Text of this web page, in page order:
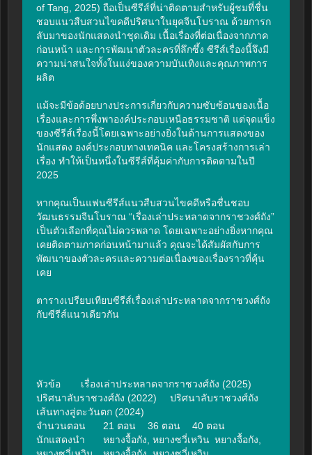
of Tang, 2025) ถือเป็นซีรีส์ที่น่าติดตามสำหรับผู้ชมที่ชื่น
ชอบแนวสืบสวนไขคดีปริศนาในยุคจีนโบราณ ด้วยการก
ลับมาของนักแสดงนำชุดเดิม เนื้อเรื่องที่ต่อเนื่องจากภาค
ก่อนหน้า และการพัฒนาตัวละครที่ลึกซึ้ง ซีรีส์เรื่องนี้จึงมี
ความน่าสนใจทั้งในแง่ของความบันเทิงและคุณภาพการ
ผลิต
แม้จะมีข้อด้อยบางประการเกี่ยวกับความซับซ้อนของเนื้อ
เรื่องและการพึ่งพาองค์ประกอบเหนือธรรมชาติ แต่จุดแข็ง
ของซีรีส์เรื่องนี้โดยเฉพาะอย่างยิ่งในด้านการแสดงของ
นักแสดง องค์ประกอบทางเทคนิค และโครงสร้างการเล่า
เรื่อง ทำให้เป็นหนึ่งในซีรีส์ที่คุ้มค่ากับการติดตามในปี
2025
หากคุณเป็นแฟนซีรีส์แนวสืบสวนไขคดีหรือชื่นชอบ
วัฒนธรรมจีนโบราณ “เรื่องเล่าประหลาดจากราชวงศ์ถัง”
เป็นตัวเลือกที่คุณไม่ควรพลาด โดยเฉพาะอย่างยิ่งหากคุณ
เคยติดตามภาคก่อนหน้ามาแล้ว คุณจะได้สัมผัสกับการ
พัฒนาของตัวละครและความต่อเนื่องของเรื่องราวที่คุ้น
เคย
ตารางเปรียบเทียบซีรีส์เรื่องเล่าประหลาดจากราชวงศ์ถัง
กับซีรีส์แนวเดียวกัน
หัวข้อ	เรื่องเล่าประหลาดจากราชวงศ์ถัง (2025)
ปริศนาลับราชวงศ์ถัง (2022)	ปริศนาลับราชวงศ์ถัง
เส้นทางสู่ตะวันตก (2024)
จำนวนตอน	21 ตอน	36 ตอน	40 ตอน
นักแสดงนำ	หยางจื้อกัง, หยางซวี่เหวิน	หยางจื้อกัง,